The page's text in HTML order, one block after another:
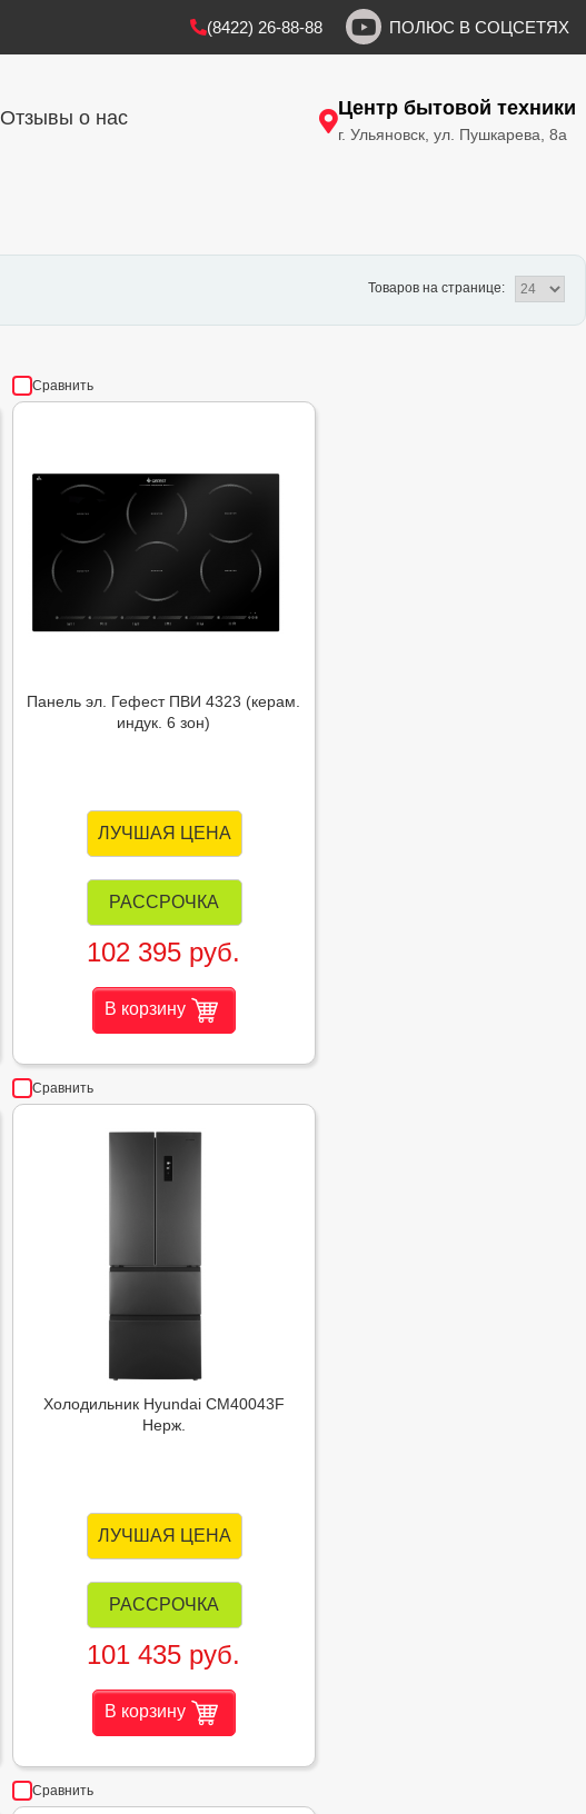
(8422) 26-88-88 ПОЛЮС В СОЦСЕТЯХ
Отзывы о нас Центр бытовой техники
г. Ульяновск, ул. Пушкарева, 8а
Товаров на странице:
Сравнить
Панель эл. Гефест ПВИ 4323 (керам.
индук. 6 зон)
ЛУЧШАЯ ЦЕНА
РАССРОЧКА
102 395 руб.
В корзину
Сравнить
Холодильник Hyundai CM40043F
Нерж.
ЛУЧШАЯ ЦЕНА
РАССРОЧКА
101 435 руб.
В корзину
Сравнить